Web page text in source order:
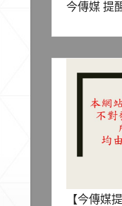
今傳媒 提
【今傳媒